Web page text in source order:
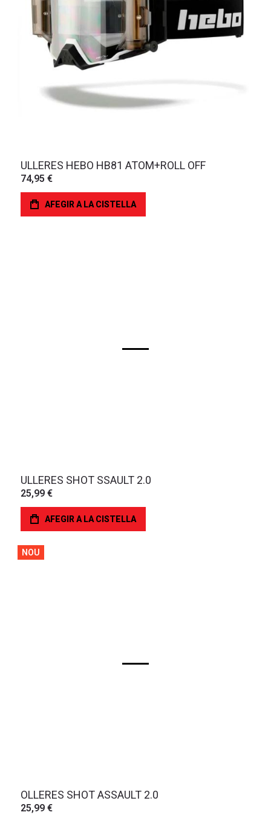
ULLERES HEBO HB81 ATOM+ROLL OFF
74,95 €
AFEGIR A LA CISTELLA
ULLERES SHOT SSAULT 2.0
25,99 €
AFEGIR A LA CISTELLA
NOU
OLLERES SHOT ASSAULT 2.0
25,99 €